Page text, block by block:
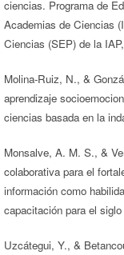
ciencias. Programa de
Academias de Ciencias
Ciencias (SEP) de la
Molina-Ruiz, N., &
aprendizaje
ciencias basada en la
Monsalve, A. M. S., &
colaborativa para el
información como
capacitación para el
Uzcátegui, Y., &